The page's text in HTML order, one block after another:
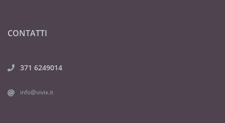
CONTATTI
371 6249014
info@vivix.it